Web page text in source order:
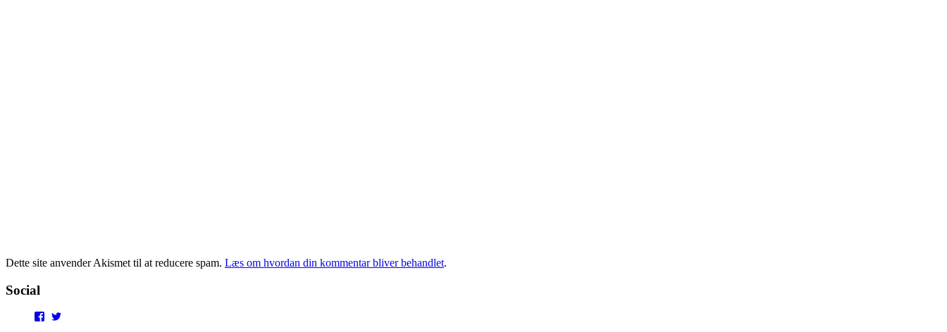
Dette site anvender Akismet til at reducere spam. Læs om hvordan din kommentar bliver behandlet.
Social
View